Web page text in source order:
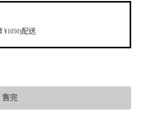
¥1050)配送
售完